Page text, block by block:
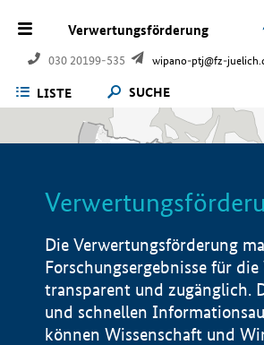
Verwertungsförderung
030 20199-535 wipano-ptj@fz-
LISTE SUCHE
Die Verwertungsförderung
Forschungsergebnisse für
transparent und zugänglich.
und schnellen
können Wissenschaft und